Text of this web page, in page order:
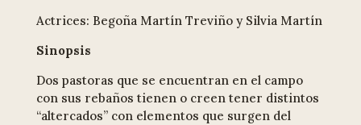
Actrices: Begoña Martín Treviño y Silvia Martín
Sinopsis
Dos pastoras que se encuentran en el campo
con sus rebaños tienen o creen tener distintos
“altercados” con elementos que surgen del